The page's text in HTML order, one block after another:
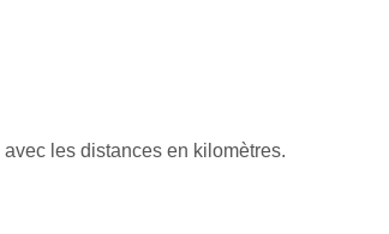
avec les distances en kilomètres.